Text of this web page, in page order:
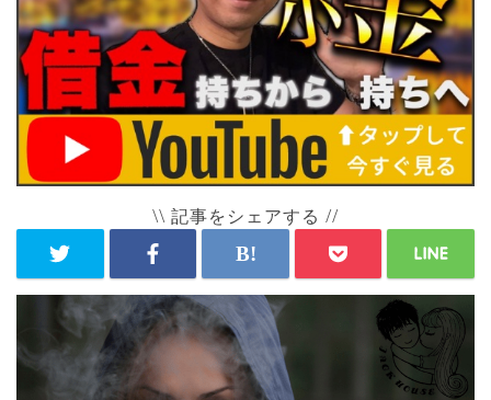
\\ 記事をシェアする //